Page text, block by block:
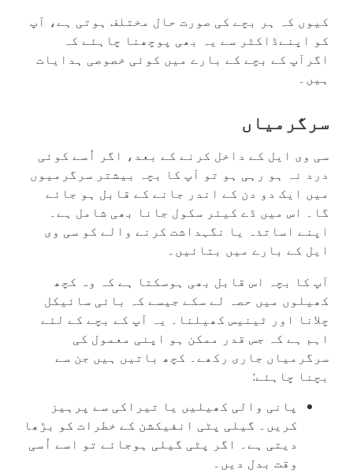
کیوں کہ ہر بچے کی صورت حال مختلف ہوتی ہے، آپ
کو اپنےڈاکٹر سے یہ بھی پوچھنا چاہئے کہ
اگرآپ کے بچے کے بارے میں کوئی خصوصی ہدایات
ہیں۔
سرگرمیاں
سی وی ایل کے داخل کرنے کے بعد، اگر اُسے کوئی
درد نہ ہو رہی ہو تو آپ کا بچہ بیشتر سرگرمیوں
میں ایک دو دن کے اندر جانے کے قابل ہو جائے
گا۔ اس میں ڈے کیئر سکول جانا بھی شامل ہے۔
اپنے اساتذہ یا نگہداشت کرنے والے کو سی وی
ایل کے بارے میں بتائیں۔
آپ کا بچہ اس قابل بھی ہوسکتا ہے کہ وہ کچھ
کھیلوں میں حصہ لے سکے جیسے کہ بائی سائیکل
چلانا اور ٹینیس کھیلنا۔ یہ آپ کے بچے کے لئے
اہم ہے کہ جس قدر ممکن ہو اپنی معمول کی
سرگرمیاں جاری رکھے۔ کچھ باتیں ہیں جن سے
بچنا چاہئے:
پانی والی کھیلیں یا تیراکی سے پرہیز
کریں۔ گیلی پٹی انفیکشن کے خطرات کو بڑھا
دیتی ہے۔ اگر پٹی گیلی ہوجائے تو اسے اُسی
وقت بدل دیں۔